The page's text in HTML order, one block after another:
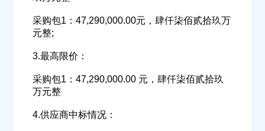
采购包1：47,290,000.00元，肆仟柒佰贰拾玖万
元整;
3.最高限价：
采购包1：47,290,000.00 元，肆仟柒佰贰拾玖
万元整
4.供应商中标情况：
欢迎入驻供应商 ဆ
公司所在地